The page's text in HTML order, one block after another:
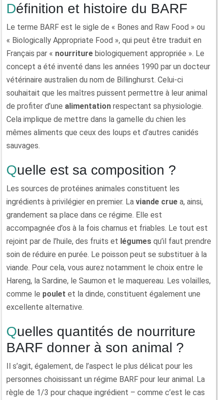
Définition et histoire du BARF
Le terme BARF est le sigle de « Bones and Raw Food » ou
« Biologically Appropriate Food », qui peut être traduit en
Français par « nourriture biologiquement appropriée ». Le
concept a été inventé dans les années 1990 par un docteur
vétérinaire australien du nom de Billinghurst. Celui-ci
souhaitait que les maîtres puissent permettre à leur animal
de profiter d’une alimentation respectant sa physiologie.
Cela implique de mettre dans la gamelle du chien les
mêmes aliments que ceux des loups et d’autres canidés
sauvages.
Quelle est sa composition ?
Les sources de protéines animales constituent les
ingrédients à privilégier en premier. La viande crue a, ainsi,
grandement sa place dans ce régime. Elle est
accompagnée d’os à la fois charnus et friables. Le tout est
rejoint par de l’huile, des fruits et légumes qu’il faut prendre
soin de réduire en purée. Le poisson peut se substituer à la
viande. Pour cela, vous aurez notamment le choix entre le
Hareng, la Sardine, le Saumon et le maquereau. Les volailles,
comme le poulet et la dinde, constituent également une
excellente alternative.
Quelles quantités de nourriture
BARF donner à son animal ?
Il s’agit, également, de l’aspect le plus délicat pour les
personnes choisissant un régime BARF pour leur animal. La
règle de 1/3 pour chaque ingrédient – comme c’est le cas